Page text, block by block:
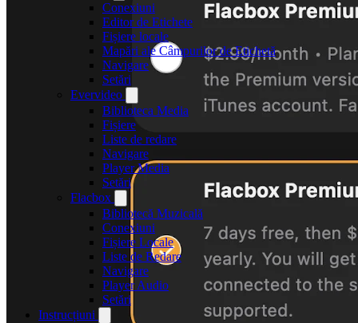
Conexiuni
Editor de Etichete
Fișiere locale
Mapări ale Câmpurilor de Etichetă
Navigare
Setări
Evervideo
Biblioteca Media
Fișiere
Liste de redare
Navigare
Player Media
Setări
Flacbox
Bibliotecă Muzicală
Conexiuni
Fișiere Locale
Liste de Redare
Navigare
Player Audio
Setări
Instrucțiuni